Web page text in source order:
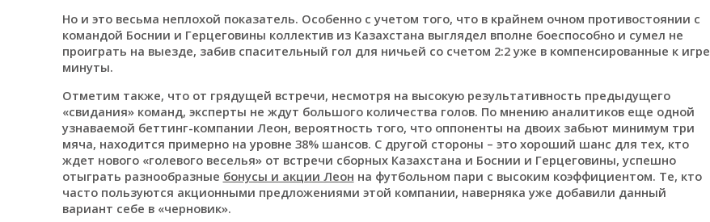
Но и это весьма неплохой показатель. Особенно с учетом того, что в крайнем очном противостоянии с
командой Боснии и Герцеговины коллектив из Казахстана выглядел вполне боеспособно и сумел не
проиграть на выезде, забив спасительный гол для ничьей со счетом 2:2 уже в компенсированные к игре
минуты.
Отметим также, что от грядущей встречи, несмотря на высокую результативность предыдущего
«свидания» команд, эксперты не ждут большого количества голов. По мнению аналитиков еще одной
узнаваемой беттинг-компании Леон, вероятность того, что оппоненты на двоих забьют минимум три
мяча, находится примерно на уровне 38% шансов. С другой стороны – это хороший шанс для тех, кто
ждет нового «голевого веселья» от встречи сборных Казахстана и Боснии и Герцеговины, успешно
отыграть разнообразные бонусы и акции Леон на футбольном пари с высоким коэффициентом. Те, кто
часто пользуются акционными предложениями этой компании, наверняка уже добавили данный
вариант себе в «черновик».